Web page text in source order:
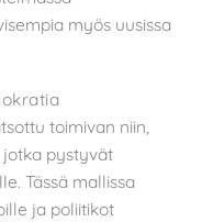
myös uusissa
toimivan niin,
pystyvät
Tässä mallissa
ja poliitikot